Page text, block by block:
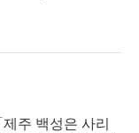
주 백성은 사리